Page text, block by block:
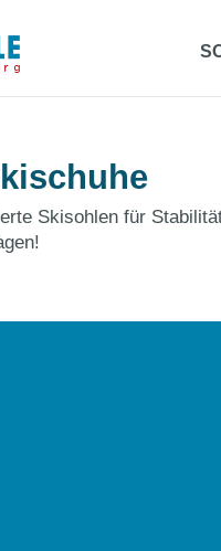
Skisohlen für